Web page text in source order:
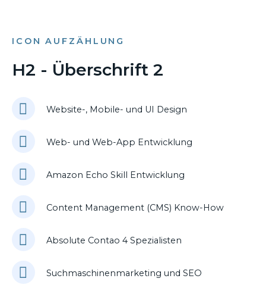
ICON AUFZÄHLUNG
H2 - Überschrift 2
Website-, Mobile- und UI Design
Web- und Web-App Entwicklung
Amazon Echo Skill Entwicklung
Content Management (CMS) Know-How
Absolute Contao 4 Spezialisten
Suchmaschinenmarketing und SEO